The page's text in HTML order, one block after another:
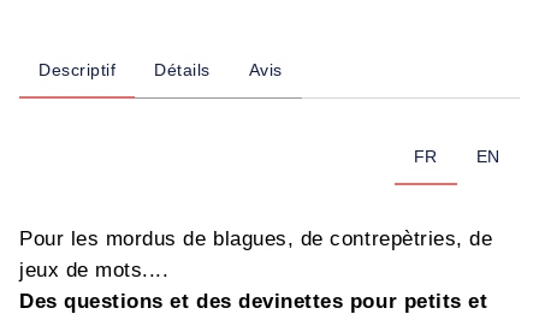
Descriptif Détails Avis
FR EN
Pour les mordus de blagues, de contrepètries, de
jeux de mots....
Des questions et des devinettes pour petits et